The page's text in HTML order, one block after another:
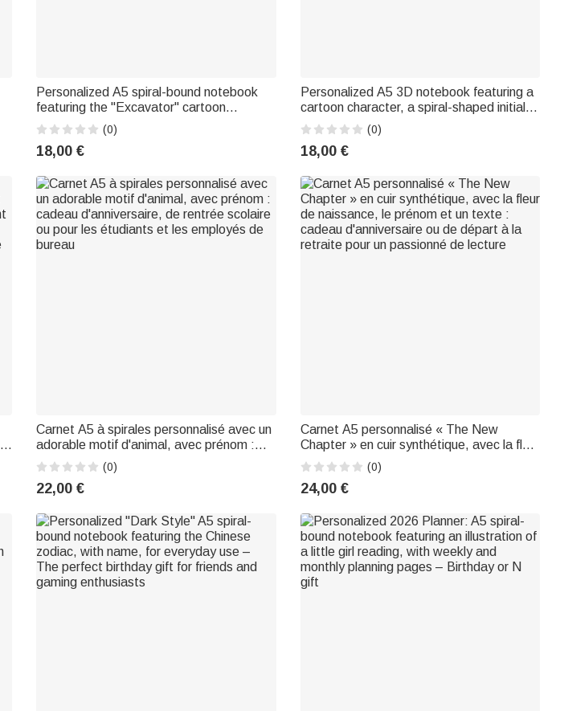
Personalized A5 spiral-bound notebook
featuring the "Excavator" cartoon
character and a first name – For everyday
use, back-to-school, or as a birthday gift
for boys and girls
(0)
18,00 €
Personalized A5 3D notebook featuring a
cartoon character, a spiral-shaped initial, a
name, and a ballpoint pen – A birthday or
back-to-school gift for students and
children, for everyday use
(0)
18,00 €
Carnet A5 à spirales personnalisé avec un
adorable motif d'animal, avec prénom :
cadeau d'anniversaire, de rentrée scolaire
ou pour les étudiants et les employés de
bureau
(0)
22,00 €
Carnet A5 personnalisé « The New
Chapter » en cuir synthétique, avec la fleur
de naissance, le prénom et un texte :
cadeau d'anniversaire ou de départ à la
retraite pour un passionné de lecture
(0)
24,00 €